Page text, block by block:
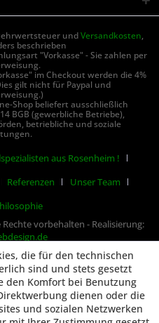
undVersandkosten,
beschrieben
"Vorkasse" - Sie zahlen per
im Checkout werden die 4%
gilt nicht für Paypal und
Shop beliefert ausschließlich
BGB (gewerbliche Betriebe),
betriebliche und soziale
aus Rosenheim !
Referenzen
Unser Team
vorbehalten - Realisierung:
die für den technischen
sind und stets gesetzt
den Komfort bei Benutzung
dienen oder die
und sozialen Netzwerken